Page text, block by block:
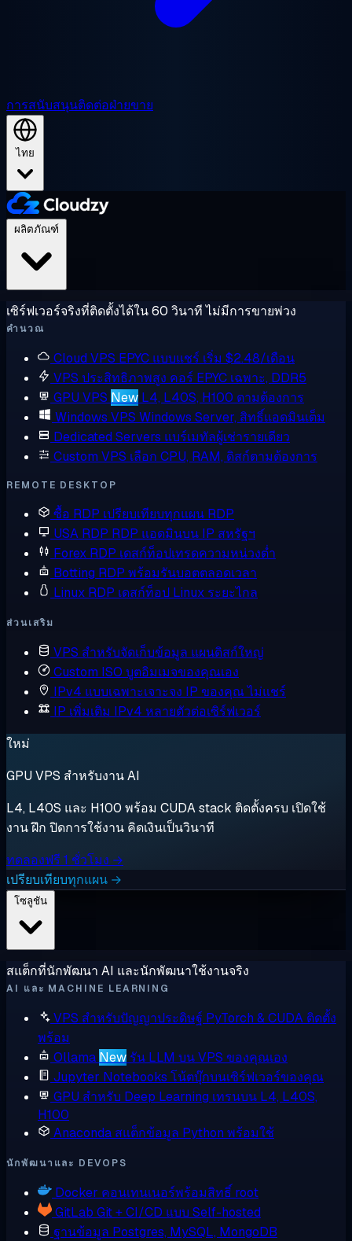
การสนับสนุนติดต่อฝ่ายขาย
ไทย
เซิร์ฟเวอร์จริงที่ติดตั้งได้ใน 60 วินาที ไม่มีการขายพ่วง
คำนวณ
Cloud VPS EPYC แบบแชร์ เริ่ม $2.48/เดือน
VPS ประสิทธิภาพสูง คอร์ EPYC เฉพาะ, DDR5
GPU VPS New L4, L40S, H100 ตามต้องการ
Windows VPS Windows Server, สิทธิ์แอดมินเต็ม
Dedicated Servers แบร์เมทัลผู้เช่ารายเดียว
Custom VPS เลือก CPU, RAM, ดิสก์ตามต้องการ
REMOTE DESKTOP
ซื้อ RDP เปรียบเทียบทุกแผน RDP
USA RDP RDP แอดมินบน IP สหรัฐฯ
Forex RDP เดสก์ท็อปเทรดความหน่วงต่ำ
Botting RDP พร้อมรันบอตตลอดเวลา
Linux RDP เดสก์ท็อป Linux ระยะไกล
ส่วนเสริม
VPS สำหรับจัดเก็บข้อมูล แผนดิสก์ใหญ่
Custom ISO บูตอิมเมจของคุณเอง
IPv4 แบบเฉพาะเจาะจง IP ของคุณ ไม่แชร์
IP เพิ่มเติม IPv4 หลายตัวต่อเซิร์ฟเวอร์
ใหม่
GPU VPS สำหรับงาน AI
L4, L40S และ H100 พร้อม CUDA stack ติดตั้งครบ เปิดใช้
งาน ฝึก ปิดการใช้งาน คิดเงินเป็นวินาที
ทดลองฟรี 1 ชั่วโมง →
เปรียบเทียบทุกแผน →
สแต็กที่นักพัฒนา AI และนักพัฒนาใช้งานจริง
AI และ MACHINE LEARNING
VPS สำหรับปัญญาประดิษฐ์ PyTorch & CUDA ติดตั้ง
พร้อม
Ollama New รัน LLM บน VPS ของคุณเอง
Jupyter Notebooks โน้ตบุ๊กบนเซิร์ฟเวอร์ของคุณ
GPU สำหรับ Deep Learning เทรนบน L4, L40S,
H100
Anaconda สแต็กข้อมูล Python พร้อมใช้
นักพัฒนาและ DEVOPS
Docker คอนเทนเนอร์พร้อมสิทธิ์ root
GitLab Git + CI/CD แบบ Self-hosted
ฐานข้อมูล Postgres, MySQL, MongoDB